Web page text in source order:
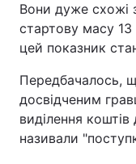
Вони дуже схожі
стартову масу
цей показник
Передбачалось,
досвідченим
виділення коштів
називали